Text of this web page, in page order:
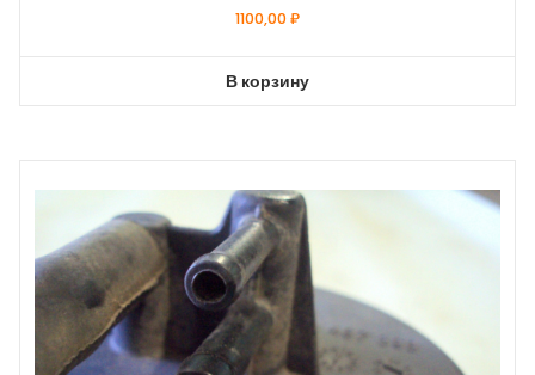
1100,00₽
В корзину